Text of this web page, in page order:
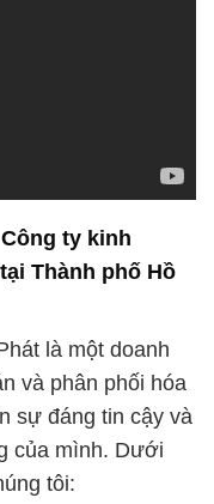
Công ty kinh
Thành phố Hồ
là một doanh
và phân phối hóa
sự đáng tin cậy và
của mình. Dưới
tôi: